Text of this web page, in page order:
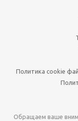
Политика cookie
Обращаем ваше